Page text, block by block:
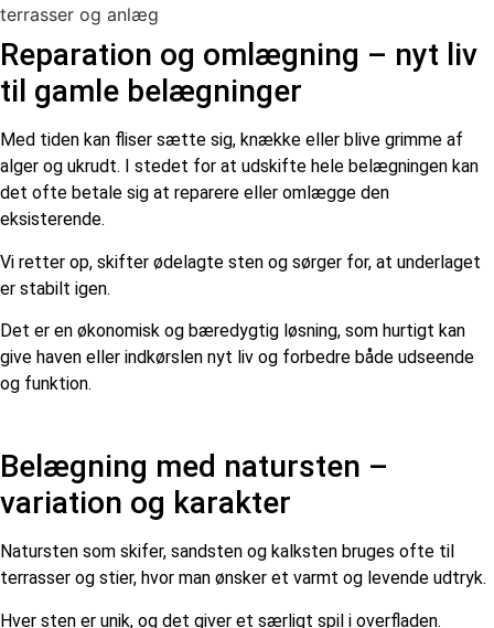
Reparation og omlægning – nyt liv
til gamle belægninger
Med tiden kan fliser sætte sig, knække eller blive grimme af
alger og ukrudt. I stedet for at udskifte hele belægningen kan
det ofte betale sig at reparere eller omlægge den
eksisterende.
Vi retter op, skifter ødelagte sten og sørger for, at underlaget
er stabilt igen.
Det er en økonomisk og bæredygtig løsning, som hurtigt kan
give haven eller indkørslen nyt liv og forbedre både udseende
og funktion.
Belægning med natursten –
variation og karakter
Natursten som skifer, sandsten og kalksten bruges ofte til
terrasser og stier, hvor man ønsker et varmt og levende udtryk.
Hver sten er unik, og det giver et særligt spil i overfladen.